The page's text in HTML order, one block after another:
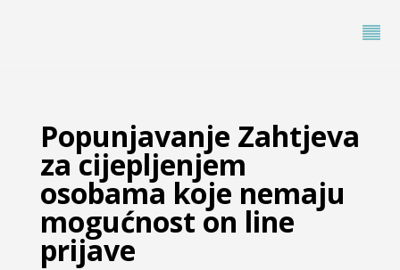
Popunjavanje Zahtjeva
za cijepljenjem
osobama koje nemaju
mogućnost on line
prijave